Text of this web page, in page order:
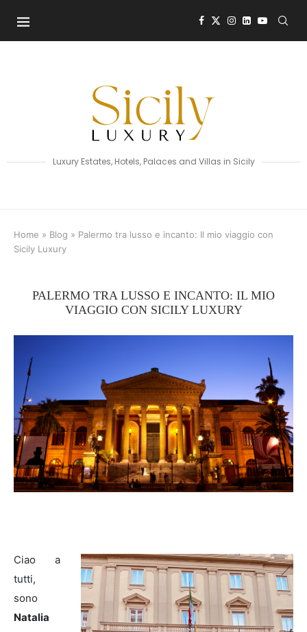
Luxury Estates, Hotels, Palaces and Villas in Sicily
Home » Blog » Palermo tra lusso e incanto: Il mio viaggio con
Sicily Luxury
PALERMO TRA LUSSO E INCANTO: IL MIO
VIAGGIO CON SICILY LUXURY
Ciao a
tutti,
sono
Natalia